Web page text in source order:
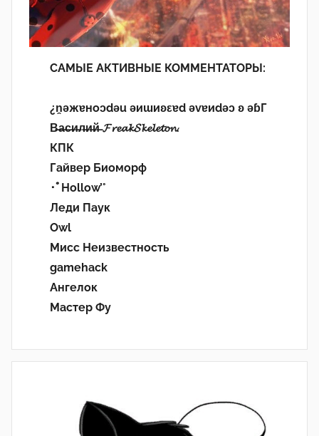
САМЫЕ АКТИВНЫЕ КОММЕНТАТОРЫ:
¿n̯ǝжɐноɔdǝu ǝиɯиʚεɐd ǝvɐиdǝɔ ʚ ǝɓГ
В̶а̶с̶и̶л̶и̶й̶ 𝓕𝓻𝓮𝓪𝓴𝓢𝓴𝓮𝓵𝓮𝓽𝓸𝓷.
КПК
Гайвер Биоморф
･ﾟHollow’°
Леди Паук
Owl
Мисс Неизвестность
gamehack
Ангелок
Мастер Фу